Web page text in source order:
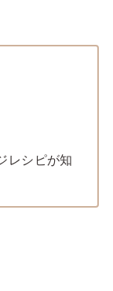
レシピが知